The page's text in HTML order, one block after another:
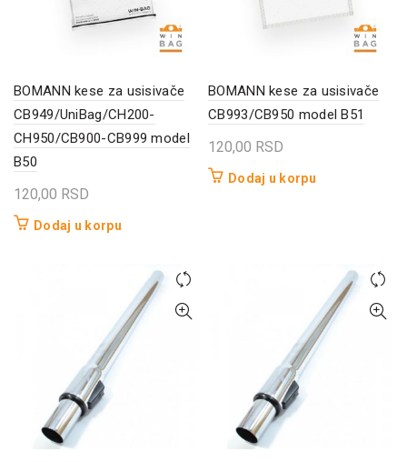
BOMANN kese za usisivače
CB949/UniBag/CH200-
CH950/CB900-CB999 model
B50
120,00 RSD
Dodaj u korpu
BOMANN kese za usisivače
CB993/CB950 model B51
120,00 RSD
Dodaj u korpu